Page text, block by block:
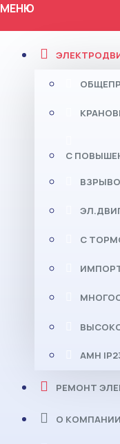
МЕНЮ
С
С
АМН
РЕМОНТ
О КОМПАНИИ